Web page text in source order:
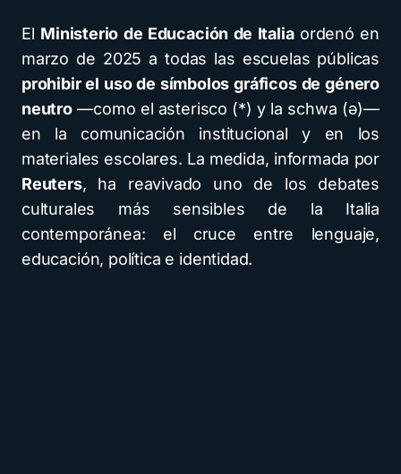
El Ministerio de Educación de Italiaordenó en
marzo de 2025 a todas las escuelas públicas
prohibir el uso de símbolos gráficos de género
neutro—como el asterisco (*) y la schwa (ə)—
en la comunicación institucional y en los
materiales escolares. La medida, informada por
Reuters, ha reavivado uno de los debates
culturales más sensibles de la Italia
contemporánea: el cruce entre lenguaje,
educación, política e identidad.